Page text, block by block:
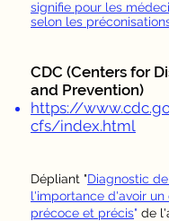
signifie pour les
selon les
CDC (Centers for
and Prevention)
https://
cfs/index.html
Dépliant "Diagnostic
l'importance d'avoir un
précoce et précis" de